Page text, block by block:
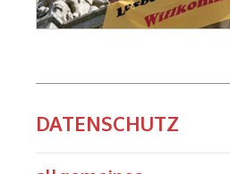
DATENSCHUTZ